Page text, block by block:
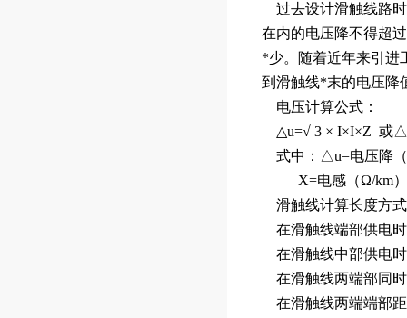
过去设计滑触线路
在内的电压降不得超
*少。随着近年来引进
到滑触线*末的电压降
电压计算公式：
△u=√ 3 × I×I×Z 或
式中：△u=电压降
X=电感（Ω/km）
滑触线计算长度方
在滑触线端部供电
在滑触线中部供电
在滑触线两端部同
在滑触线两端端部